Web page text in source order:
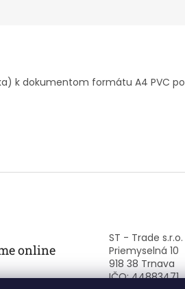
k dokumentom formátu A4 PVC
online
ST - Trade s.r.o.
Priemyselná 10
918 38 Trnava
IČO: 44883471